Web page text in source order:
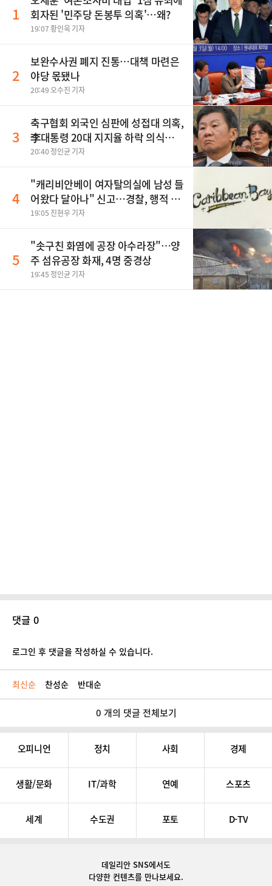
1
회자된 '민주당 돈봉투 의혹'…왜?
19:07 황인욱 기자
2
보완수사권 폐지 진통…대책 마련은
야당 몫됐나
20:49 오수진 기자
3
축구협회 외국인 심판에 성접대 의혹,
李대통령 20대 지지율 하락 의식했
나, 삼전닉스 올인은 금물, SK하이닉
민석 "과반 승리 가능성 99%" 등
20:40 정인균 기자
4
"캐리비안베이 여자탈의실에 남성 들
어왔다 달아나" 신고…경찰, 행적 추
적 중
19:05 진현우 기자
5
"솟구친 화염에 공장 아수라장"…양
주 섬유공장 화재, 4명 중경상
19:45 정인균 기자
댓글 0
로그인 후 댓글을 작성하실 수 있습니다.
최신순 찬성순 반대순
0 개의 댓글 전체보기
오피니언 정치 사회 경제
생활/문화 IT/과학 연예 스포츠
세계 수도권 포토 D-TV
데일리안 SNS에서도
다양한 컨텐츠를 만나보세요.